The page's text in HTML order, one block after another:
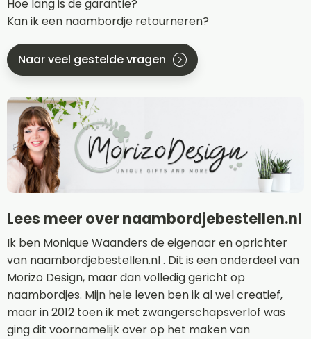
Hoe lang is de garantie?
Kan ik een naambordje retourneren?
Naar veel gestelde vragen
Lees meer over naambordjebestellen.nl
Ik ben Monique Waanders de eigenaar en oprichter
van naambordjebestellen.nl . Dit is een onderdeel van
Morizo Design, maar dan volledig gericht op
naambordjes. Mijn hele leven ben ik al wel creatief,
maar in 2012 toen ik met zwangerschapsverlof was
ging dit voornamelijk over op het maken van